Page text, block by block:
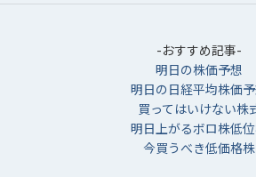
-おすすめ記事-
明日の株価予想
明日の日経平均株価
買ってはいけない株
明日上がるボロ株低
今買うべき低価格株